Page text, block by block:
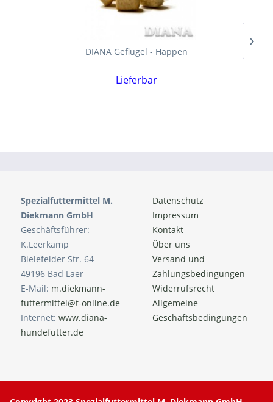
DIANA Geflügel - Happen
Lieferbar
Datenschutz
Impressum
Kontakt
Über uns
Versand und
Zahlungsbedingungen
Widerrufsrecht
Allgemeine
Geschäftsbedingungen
Spezialfuttermittel M.
Diekmann GmbH
Geschäftsführer:
K.Leerkamp
Bielefelder Str. 64
49196 Bad Laer
E-Mail: m.diekmann-
futtermittel@t-online.de
Internet: www.diana-
hundefutter.de